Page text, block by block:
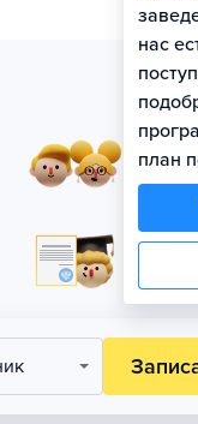
нас
план